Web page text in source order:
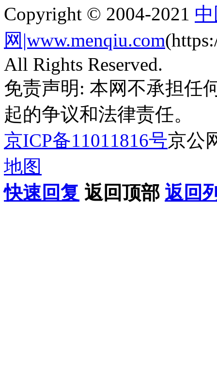
Copyright © 2004-2021
网|www.menqiu.com
All Rights Reserved.
免责声明: 本网不承担任
起的争议和法律责任。
京ICP备11011816号京公
地图
快速回复 返回顶部 返回